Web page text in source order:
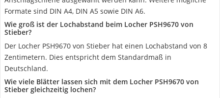
Formate sind DIN A4, DIN A5 sowie DIN A6.
Wie groß ist der Lochabstand beim Locher PSH9670 von
Stieber?
Der Locher PSH9670 von Stieber hat einen Lochabstand von 8
Zentimetern. Dies entspricht dem Standardmaß in
Deutschland.
Wie viele Blätter lassen sich mit dem Locher PSH9670 von
Stieber gleichzeitig lochen?